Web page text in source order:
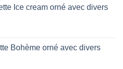
:
Ice cream orné avec divers
:
Bohème orné avec divers